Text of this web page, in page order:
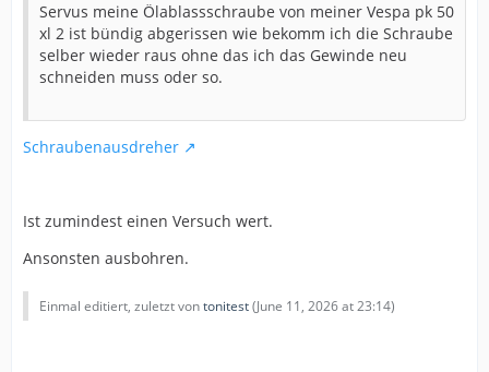
Servus meine Ölablassschraube von meiner Vespa pk 50
xl 2 ist bündig abgerissen wie bekomm ich die Schraube
selber wieder raus ohne das ich das Gewinde neu
schneiden muss oder so.
Schraubenausdreher
Ist zumindest einen Versuch wert.
Ansonsten ausbohren.
Einmal editiert, zuletzt vontonitest(June 11, 2026 at 23:14)